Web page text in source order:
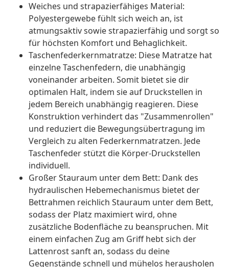
Weiches und strapazierfähiges Material:
Polyestergewebe fühlt sich weich an, ist
atmungsaktiv sowie strapazierfähig und sorgt so
für höchsten Komfort und Behaglichkeit.
Taschenfederkernmatratze: Diese Matratze hat
einzelne Taschenfedern, die unabhängig
voneinander arbeiten. Somit bietet sie dir
optimalen Halt, indem sie auf Druckstellen in
jedem Bereich unabhängig reagieren. Diese
Konstruktion verhindert das "Zusammenrollen"
und reduziert die Bewegungsübertragung im
Vergleich zu alten Federkernmatratzen. Jede
Taschenfeder stützt die Körper-Druckstellen
individuell.
Großer Stauraum unter dem Bett: Dank des
hydraulischen Hebemechanismus bietet der
Bettrahmen reichlich Stauraum unter dem Bett,
sodass der Platz maximiert wird, ohne
zusätzliche Bodenfläche zu beanspruchen. Mit
einem einfachen Zug am Griff hebt sich der
Lattenrost sanft an, sodass du deine
Gegenstände schnell und mühelos herausholen